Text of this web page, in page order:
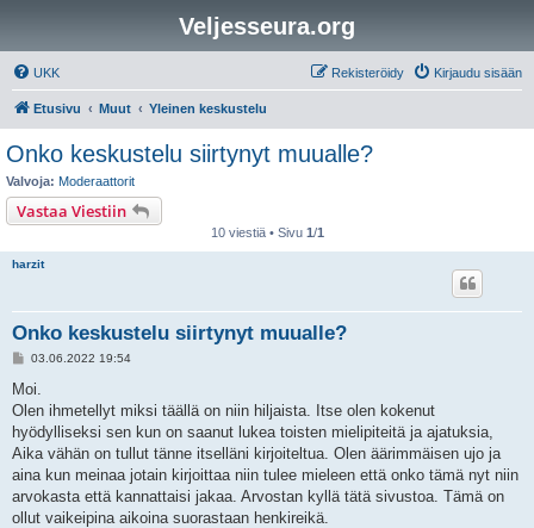
Veljesseura.org
UKK Kirjaudu sisään
Rekisteröidy
Etusivu Muut Yleinen keskustelu
Onko keskustelu siirtynyt muualle?
Valvoja: Moderaattorit
Vastaa Viestiin
10 viestiä • Sivu 1/1
harzit
Onko keskustelu siirtynyt muualle?
V
e
t
i
03.06.2022 19:54
Moi.
Olen ihmetellyt miksi täällä on niin hiljaista. Itse olen kokenut
hyödylliseksi sen kun on saanut lukea toisten mielipiteitä ja ajatuksia,
Aika vähän on tullut tänne itselläni kirjoiteltua. Olen äärimmäisen ujo ja
aina kun meinaa jotain kirjoittaa niin tulee mieleen että onko tämä nyt niin
arvokasta että kannattaisi jakaa. Arvostan kyllä tätä sivustoa. Tämä on
ollut vaikeipina aikoina suorastaan henkireikä.